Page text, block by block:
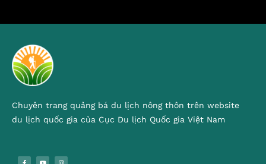
Chuyên trang quảng bá du lịch nông thôn trên website
du lịch quốc gia của Cục Du lịch Quốc gia Việt Nam